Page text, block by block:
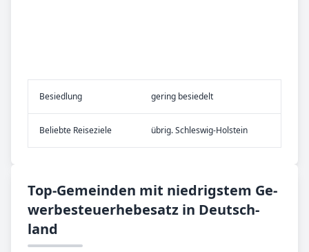
Be­sied­lung gering besiedelt
Be­lieb­te Rei­se­zie­le übrig. Schleswig-Holstein
Top-­Ge­mein­den mit nied­rig­stem Ge­
wer­be­steu­er­he­be­satz in Deutsch­
land